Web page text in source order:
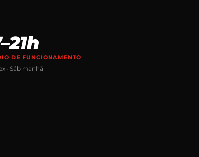
DE FUNCIONAMENTO
· Sáb manhã